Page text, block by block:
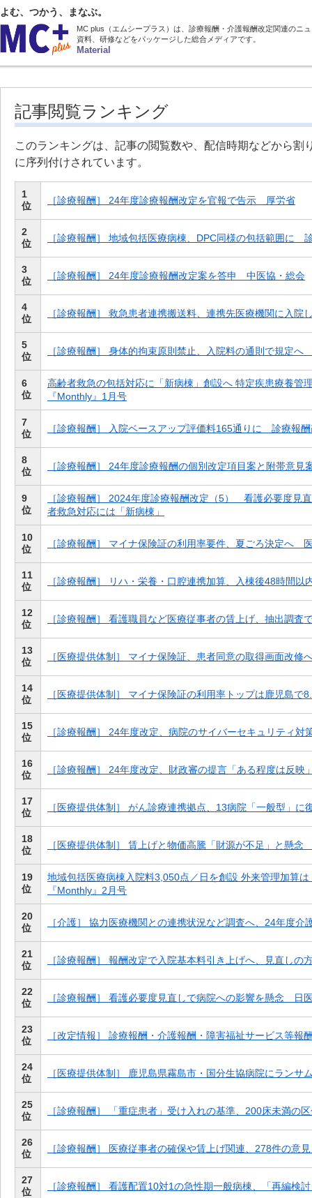
よむ、つかう、まなぶ。
MC plus（エムシープラス）は、診療報酬・介護報酬改定関連のニ
資料、研修などをパッケージした総合メディアです。
Material
記事閲覧ランキング
このランキングは、記事の閲覧数や、配信時期などから割
に序列付けされています。
1
位
［診療報酬］ 24年度診療報酬改定を官報で告示 厚労省
2
位
［診療報酬］ 地域包括医療病棟、DPC同様の包括範囲に
3
位
［診療報酬］ 24年度診療報酬改定案を答申 中医協・総会
4
位
［診療報酬］ 救急患者連携搬送料、連携先医療機関に入院
5
位
［診療報酬］ 身体的拘束原則禁止、入院料の通則で規定
6
位
高齢者救急の包括対応に「新病棟」創設へ 特定疾患療養管
『Monthly』1月号
7
位
［診療報酬］ 入院ベースアップ評価料165通りに 診療報
8
位
［診療報酬］ 24年度診療報酬の個別改定項目案と附帯意
9
位
［診療報酬］ 2024年度診療報酬改定（5） 看護必要度見
者救急対応には「新病棟」
10
位
［診療報酬］ マイナ保険証の利用率要件、夏ごろ決定へ
11
位
［診療報酬］ リハ・栄養・口腔連携加算、入棟後48時間以
12
位
［診療報酬］ 看護職員など医療従事者の賃上げ、抽出調
13
位
［医療提供体制］ マイナ保険証、患者同意の取得画面改
14
位
［医療提供体制］ マイナ保険証の利用率トップは鹿児島
15
位
［診療報酬］ 24年度改定、病院のサイバーセキュリティ
16
位
［診療報酬］ 24年度改定、財政審の提言「ある程度は反映
17
位
［医療提供体制］ がん診療連携拠点、13病院「一般型」
18
位
［医療提供体制］ 賃上げと物価高騰「財源が不足」と懸
19
位
地域包括医療病棟入院料3,050点／日を創設 外来管理加算
『Monthly』2月号
20
位
［介護］ 協力医療機関との連携状況など調査へ、24年度介
21
位
［診療報酬］ 報酬改定で入院基本料引き上げへ、見直し
22
位
［診療報酬］ 看護必要度見直しで病院への影響を懸念 日
23
位
［改定情報］ 診療報酬・介護報酬・障害福祉サービス等報
24
位
［医療提供体制］ 鹿児島県霧島市・国分生協病院にランサ
25
位
［診療報酬］ 「重症患者」受け入れの基準、200床未満の
26
位
［診療報酬］ 医療従事者の確保や賃上げ関連、278件の意
27
位
［診療報酬］ 看護配置10対1の急性期一般病棟、「再編検